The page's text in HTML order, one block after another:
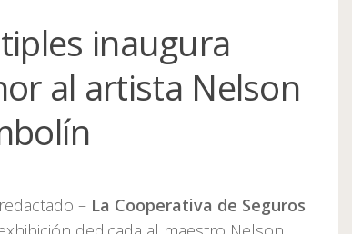
inaugura
al artista Nelson
– La Cooperativa de Seguros